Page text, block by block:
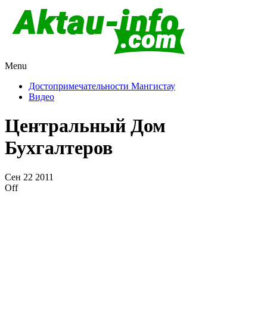
Казахстан
Menu
Достопримечательности Мангистау
Видео
Центральный Дом
Бухгалтеров
Сен 22 2011
Off